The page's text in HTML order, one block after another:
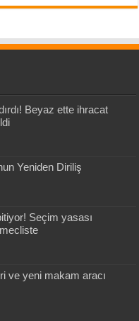
Beyaz ette ihracat
Yeniden Diriliş
Seçim yasası
ve yeni makam aracı